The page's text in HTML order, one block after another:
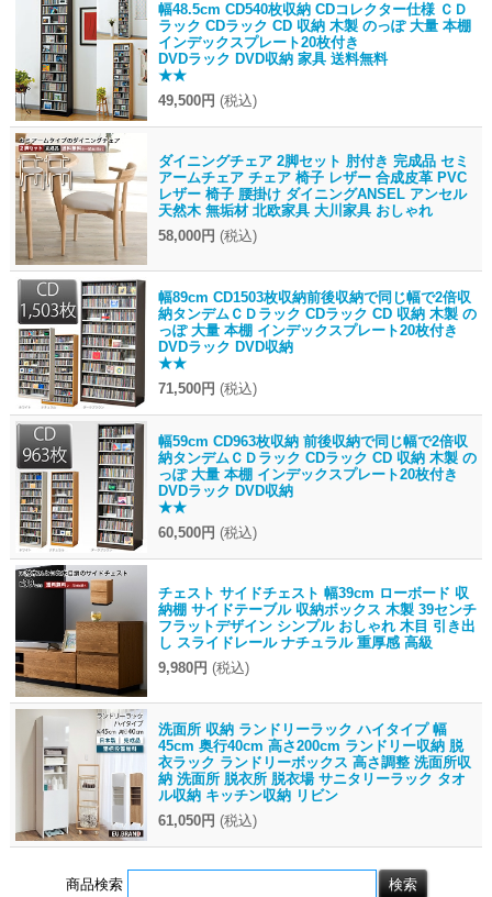
幅48.5cm CD540枚収納 CDコレクター仕様 ＣＤ
ラック CDラック CD 収納 木製 のっぽ 大量 本棚
インデックスプレート20枚付き
DVDラック DVD収納 家具 送料無料
★★
49,500円 (税込)
ダイニングチェア 2脚セット 肘付き 完成品 セミ
アームチェア チェア 椅子 レザー 合成皮革 PVC
レザー 椅子 腰掛け ダイニングANSEL アンセル
天然木 無垢材 北欧家具 大川家具 おしゃれ
58,000円 (税込)
幅89cm CD1503枚収納前後収納で同じ幅で2倍収
納タンデムＣＤラック CDラック CD 収納 木製 の
っぽ 大量 本棚 インデックスプレート20枚付き
DVDラック DVD収納
★★
71,500円 (税込)
幅59cm CD963枚収納 前後収納で同じ幅で2倍収
納タンデムＣＤラック CDラック CD 収納 木製 の
っぽ 大量 本棚 インデックスプレート20枚付き
DVDラック DVD収納
★★
60,500円 (税込)
チェスト サイドチェスト 幅39cm ローボード 収
納棚 サイドテーブル 収納ボックス 木製 39センチ
フラットデザイン シンプル おしゃれ 木目 引き出
し スライドレール ナチュラル 重厚感 高級
9,980円 (税込)
洗面所 収納 ランドリーラック ハイタイプ 幅
45cm 奥行40cm 高さ200cm ランドリー収納 脱
衣ラック ランドリーボックス 高さ調整 洗面所収
納 洗面所 脱衣所 脱衣場 サニタリーラック タオ
ル収納 キッチン収納 リビン
61,050円 (税込)
商品検索